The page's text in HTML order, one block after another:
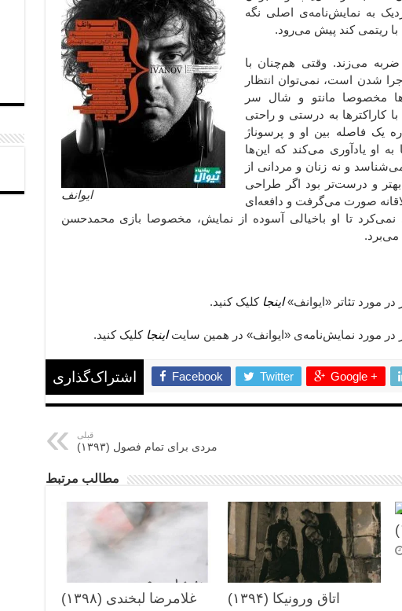
ایوانف
به نمایش‌نامه‌ی اصلی نگه
با ریتمی کند پیش می‌رود.
می‌زند. وقتی هم‌چنان با
شدن است، نمی‌توان انتظار
مخصوصا مانتو و شال سر
با کاراکترها به درستی و راحتی
یک فاصله بین او و پرسوناژ
او یادآوری می‌کند که این‌ها
و نه زنان و مردانی از
و درست‌تر بود اگر طراحی
صورت می‌گرفت و دافعه‌ای
نمی‌کرد تا او باخیالی آسوده از نمایش، مخصوصا بازی محمدحسن
می‌برد.
اینجاکلیک کنید.
اینجا کلیک کنید.
اشتراک‌گذاری Facebook Twitter Google +
قبلی
مردی برای تمام فصول (۱۳۹۳)
مطالب مرتبط
غلامرضا لبخندی (۱۳۹۸) اتاق ورونیکا (۱۳۹۴)